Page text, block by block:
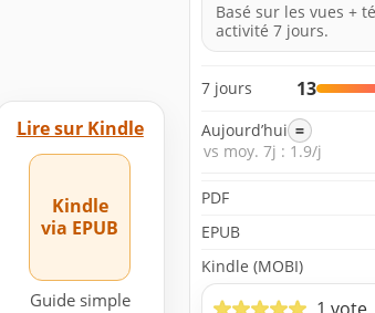
Lire sur Kindle
Kindle
via EPUB
Guide simple
Basé sur les vues +
activité 7 jours.
7 jours 13
Aujourd’hui =
vs moy. 7j : 1.9/j
PDF
EPUB
Kindle (MOBI)